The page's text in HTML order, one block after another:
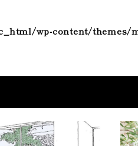
wp-content/themes/